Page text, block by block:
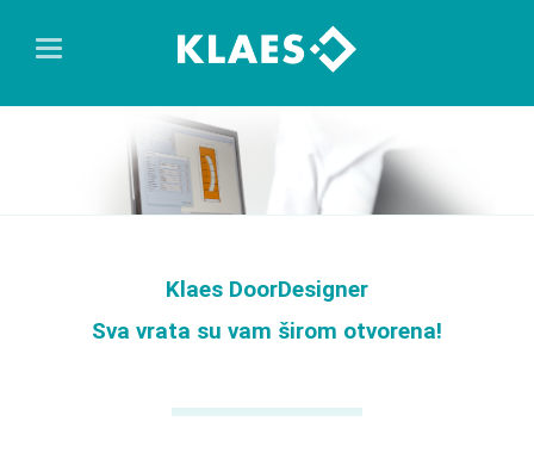
Klaes DoorDesigner
Sva vrata su vam širom otvorena!